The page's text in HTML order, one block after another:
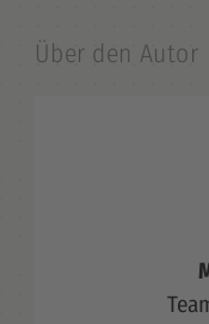
Über den Autor